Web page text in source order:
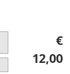
€
12,00